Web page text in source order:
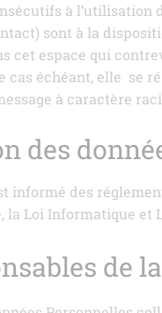
à l’utilisation
sont à la
cet espace qui
cas échéant, elle se
à caractère
des
informé des
la Loi Informatique et
de